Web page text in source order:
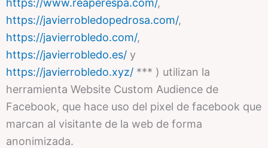
https://javierrobledopedrosa.com/,
https://javierrobledo.com/,
https://javierrobledo.es/ y
https://javierrobledo.xyz/ *** ) utilizan la
herramienta Website Custom Audience de
Facebook, que hace uso del pixel de facebook que
marcan al visitante de la web de forma
anonimizada.